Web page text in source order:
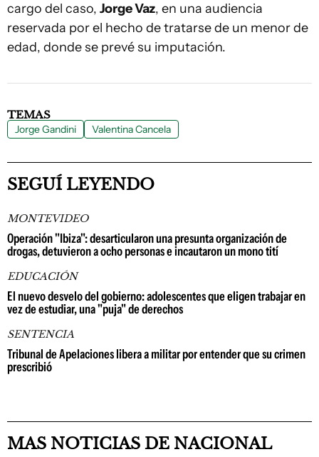
cargo del caso, Jorge Vaz, en una audiencia
reservada por el hecho de tratarse de un menor de
edad, donde se prevé su imputación.
TEMAS
Jorge Gandini Valentina Cancela
SEGUÍ LEYENDO
MONTEVIDEO
Operación "Ibiza": desarticularon una presunta organización de
drogas, detuvieron a ocho personas e incautaron un mono tití
EDUCACIÓN
El nuevo desvelo del gobierno: adolescentes que eligen trabajar en
vez de estudiar, una "puja" de derechos
SENTENCIA
Tribunal de Apelaciones libera a militar por entender que su crimen
prescribió
MAS NOTICIAS DE NACIONAL